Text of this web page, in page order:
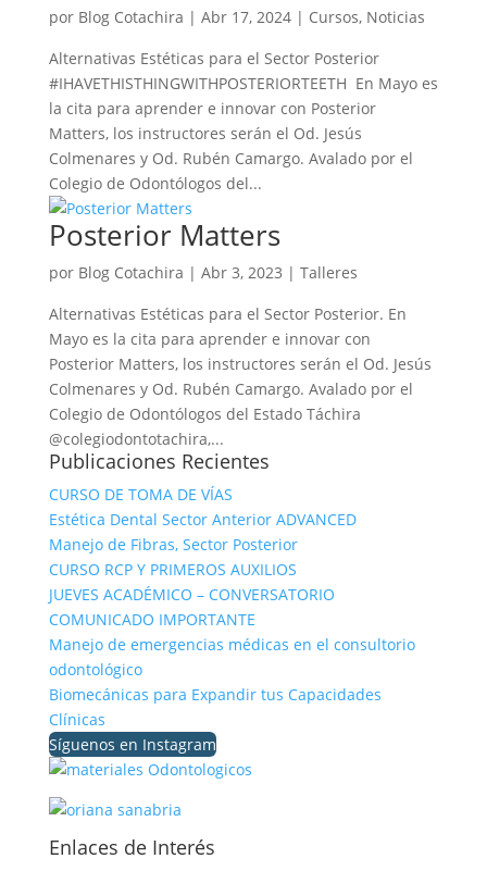
por Blog Cotachira | Abr 17, 2024| Cursos, Noticias
Alternativas Estéticas para el Sector Posterior
#IHAVETHISTHINGWITHPOSTERIORTEETH En Mayo es
la cita para aprender e innovar con Posterior
Matters, los instructores serán el Od. Jesús
Colmenares y Od. Rubén Camargo. Avalado por el
Colegio de Odontólogos del...
Posterior Matters
por Blog Cotachira | Abr 3, 2023 | Talleres
Alternativas Estéticas para el Sector Posterior. En
Mayo es la cita para aprender e innovar con
Posterior Matters, los instructores serán el Od. Jesús
Colmenares y Od. Rubén Camargo. Avalado por el
Colegio de Odontólogos del Estado Táchira
@colegiodontotachira,...
Publicaciones Recientes
CURSO DE TOMA DE VÍAS
Estética Dental Sector Anterior ADVANCED
Manejo de Fibras, Sector Posterior
CURSO RCP Y PRIMEROS AUXILIOS
JUEVES ACADÉMICO – CONVERSATORIO
COMUNICADO IMPORTANTE
Manejo de emergencias médicas en el consultorio
odontológico
Biomecánicas para Expandir tus Capacidades
Clínicas
Síguenos en Instagram
Enlaces de Interés